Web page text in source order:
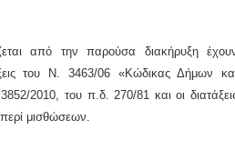
από την παρούσα διακήρυξη
του Ν. 3463/06 «Κώδικας Δήμων
2010, του π.δ. 270/81 και οι
μισθώσεων.